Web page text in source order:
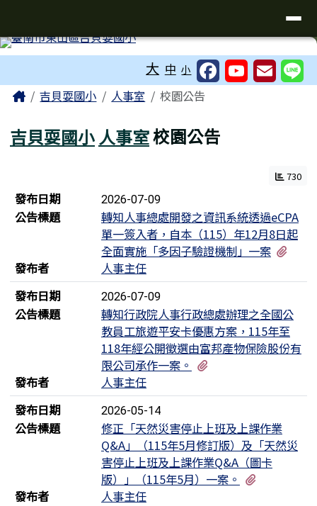
大 中 小
主內容區域
Home吉貝耍國小 人事室 校園公告
吉貝耍國小 人事室校園公告
730
新聞列表
發布日期 2026-07-09
公告標題
轉知人事總處開發之資訊系統透過eCPA
單一簽入者，自本（115）年12月8日起
全面實施「多因子驗證機制」一案
發布者
人事主任
發布日期
2026-07-09
公告標題
轉知行政院人事行政總處辦理之全國公
教員工旅遊平安卡優惠方案，115年至
118年經公開徵選由富邦產物保險股份有
限公司承作一案。
發布者
人事主任
發布日期
2026-05-14
公告標題
修正「天然災害停止上班及上課作業
Q&A」（115年5月修訂版）及「天然災
害停止上班及上課作業Q&A（圖卡
版）」（115年5月）一案。
發布者
人事主任
頁尾區域